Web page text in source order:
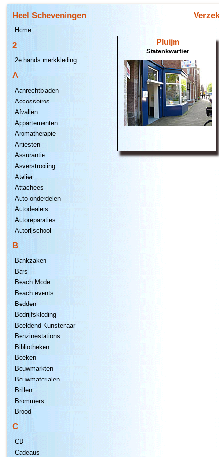
Heel Scheveningen
Home
2
2e hands merkkleding
A
Aanrechtbladen
Accessoires
Afvallen
Appartementen
Aromatherapie
Artiesten
Assurantie
Asverstrooiing
Atelier
Attachees
Auto-onderdelen
Autodealers
Autoreparaties
Autorijschool
B
Bankzaken
Bars
Beach Mode
Beach events
Bedden
Bedrijfskleding
Beeldend Kunstenaar
Benzinestations
Bibliotheken
Boeken
Bouwmarkten
Bouwmaterialen
Brillen
Brommers
Brood
C
CD
Cadeaus
Pluijm
Statenkwartier